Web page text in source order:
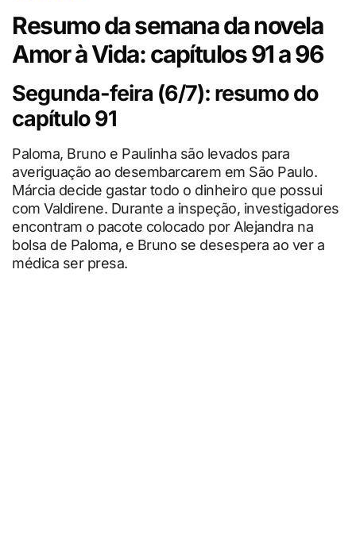
Resumo da semana da novela
Amor à Vida: capítulos 91 a 96
Segunda-feira (6/7): resumo do
capítulo 91
Paloma, Bruno e Paulinha são levados para
averiguação ao desembarcarem em São Paulo.
Márcia decide gastar todo o dinheiro que possui
com Valdirene. Durante a inspeção, investigadores
encontram o pacote colocado por Alejandra na
bolsa de Paloma, e Bruno se desespera ao ver a
médica ser presa.